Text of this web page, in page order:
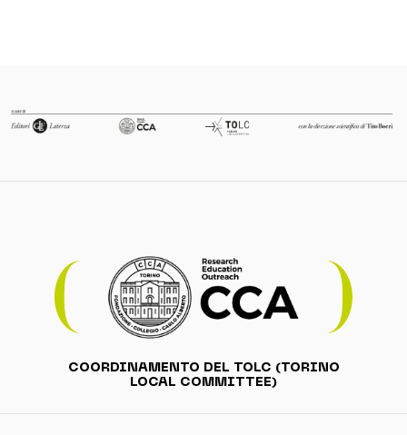
COORDINAMENTO DEL TOLC (TORINO
LOCAL COMMITTEE)